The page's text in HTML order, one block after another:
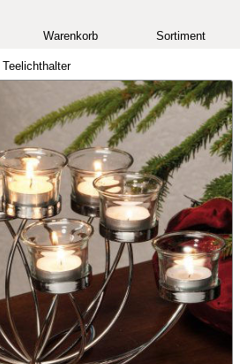
Warenkorb Sortiment
Teelichthalter